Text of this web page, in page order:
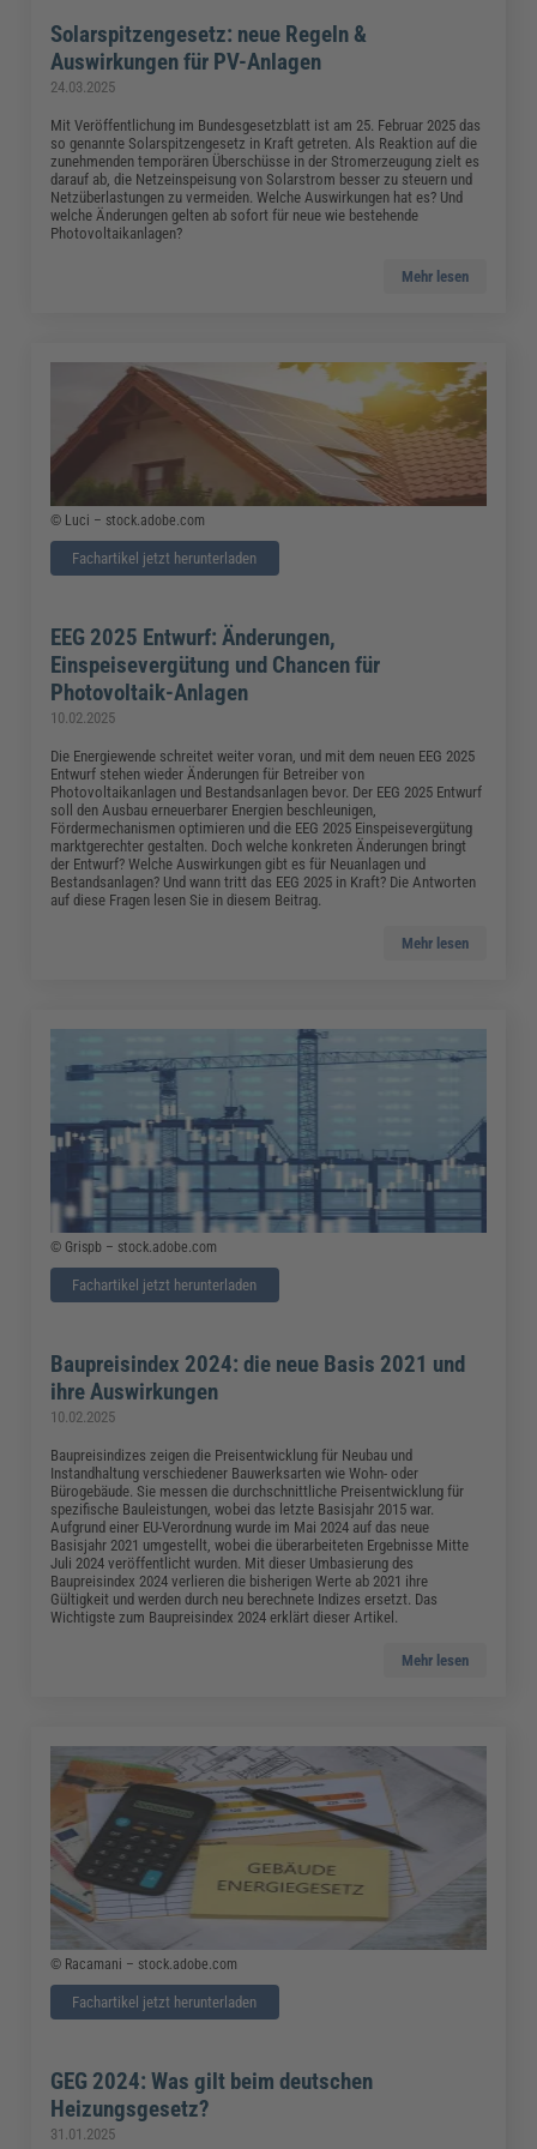
Solarspitzengesetz: neue Regeln &
Auswirkungen für PV-Anlagen
24.03.2025
Mit Veröffentlichung im Bundesgesetzblatt ist am 25. Februar 2025 das
so genannte Solarspitzengesetz in Kraft getreten. Als Reaktion auf die
zunehmenden temporären Überschüsse in der Stromerzeugung zielt es
darauf ab, die Netzeinspeisung von Solarstrom besser zu steuern und
Netzüberlastungen zu vermeiden. Welche Auswirkungen hat es? Und
welche Änderungen gelten ab sofort für neue wie bestehende
Photovoltaikanlagen?
Mehr lesen
© Luci – stock.adobe.com
Fachartikel jetzt herunterladen
EEG 2025 Entwurf: Änderungen,
Einspeisevergütung und Chancen für
Photovoltaik-Anlagen
10.02.2025
Die Energiewende schreitet weiter voran, und mit dem neuen EEG 2025
Entwurf stehen wieder Änderungen für Betreiber von
Photovoltaikanlagen und Bestandsanlagen bevor. Der EEG 2025 Entwurf
soll den Ausbau erneuerbarer Energien beschleunigen,
Fördermechanismen optimieren und die EEG 2025 Einspeisevergütung
marktgerechter gestalten. Doch welche konkreten Änderungen bringt
der Entwurf? Welche Auswirkungen gibt es für Neuanlagen und
Bestandsanlagen? Und wann tritt das EEG 2025 in Kraft? Die Antworten
auf diese Fragen lesen Sie in diesem Beitrag.
Mehr lesen
© Grispb – stock.adobe.com
Fachartikel jetzt herunterladen
Baupreisindex 2024: die neue Basis 2021 und
ihre Auswirkungen
10.02.2025
Baupreisindizes zeigen die Preisentwicklung für Neubau und
Instandhaltung verschiedener Bauwerksarten wie Wohn- oder
Bürogebäude. Sie messen die durchschnittliche Preisentwicklung für
spezifische Bauleistungen, wobei das letzte Basisjahr 2015 war.
Aufgrund einer EU-Verordnung wurde im Mai 2024 auf das neue
Basisjahr 2021 umgestellt, wobei die überarbeiteten Ergebnisse Mitte
Juli 2024 veröffentlicht wurden. Mit dieser Umbasierung des
Baupreisindex 2024 verlieren die bisherigen Werte ab 2021 ihre
Gültigkeit und werden durch neu berechnete Indizes ersetzt. Das
Wichtigste zum Baupreisindex 2024 erklärt dieser Artikel.
Mehr lesen
© Racamani – stock.adobe.com
Fachartikel jetzt herunterladen
GEG 2024: Was gilt beim deutschen
Heizungsgesetz?
31.01.2025